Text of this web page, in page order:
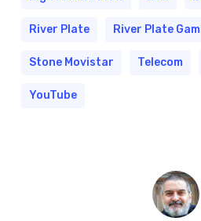
River Plate River Plate
Stone Movistar Telecom
YouTube